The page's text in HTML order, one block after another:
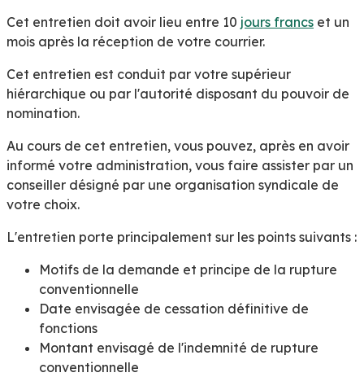
Cet entretien doit avoir lieu entre 10 jours francs et un
mois après la réception de votre courrier.
Cet entretien est conduit par votre supérieur
hiérarchique ou par l'autorité disposant du pouvoir de
nomination.
Au cours de cet entretien, vous pouvez, après en avoir
informé votre administration, vous faire assister par un
conseiller désigné par une organisation syndicale de
votre choix.
L'entretien porte principalement sur les points suivants :
Motifs de la demande et principe de la rupture
conventionnelle
Date envisagée de cessation définitive de
fonctions
Montant envisagé de l'indemnité de rupture
conventionnelle